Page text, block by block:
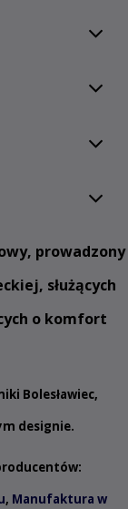
prowadzony
służących
o komfort
Bolesławiec,
designie.
, Manufaktura w